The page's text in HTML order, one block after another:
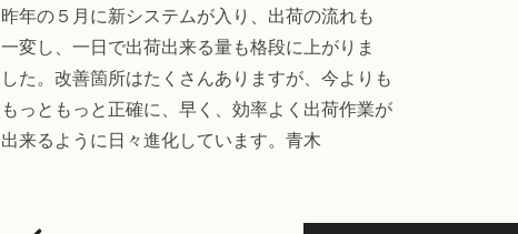
昨年の５月に新システムが入り、出荷の流れも
一変し、一日で出荷出来る量も格段に上がりま
した。改善箇所はたくさんありますが、今よりも
もっともっと正確に、早く、効率よく出荷作業が
出来るように日々進化しています。青木